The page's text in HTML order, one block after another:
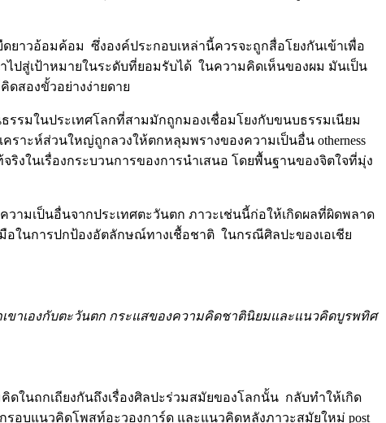
าวอ้อมค้อม ซึ่งองค์ประกอบเหล่านี้ควรจะถูกสื่อโยงกันเข้าเพื่อ
สู่เป้าหมายในระดับที่ยอมรับได้ ในความคิดเห็นของผม มันเป็น
สองขั้วอย่างง่ายดาย
รมในประเทศโลกที่สามมักถูกมองเชื่อมโยงกับขนบธรรมเนียม
าะห์ส่วนใหญ่ถูกลวงให้ตกหลุมพรางของความเป็นอื่น otherness
งในเรื่องกระบวนการของการนำเสนอ โดยพื้นฐานของจิตใจที่มุ่ง
ามเป็นอื่นจากประเทศตะวันตก ภาวะเช่นนี้ก่อให้เกิดผลที่ผิดพลาด
อในการปกป้องอัตลักษณ์ทางเชื้อชาติ ในกรณีศิลปะของเอเชีย
ขาเองกับตะวันตก กระแสของความคิดชาตินิยมและแนวคิดบูรพทิศ
ในถกเถียงกันถึงเรื่องศิลปะร่วมสมัยของโลกนั้น กลับทำให้เกิด
อบแนวคิดโพสท์อะวองการ์ด และแนวคิดหลังภาวะสมัยใหม่ post